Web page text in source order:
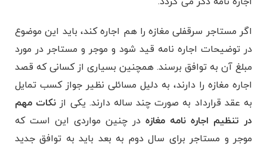
اگر مستاجر سرقفلی مغازه را هم اجاره کند، باید این موضوع
در توضیحات اجاره نامه قید شود و موجر و مستاجر در مورد
مبلغ آن به توافق برسند. همچنین بسیاری از کسانی که قصد
اجاره مغازه را دارند، به دلیل مسائلی نظیر جواز کسب تمایل
به عقد قرارداد به صورت چند ساله دارند. یکی از نکات مهم
در تنظیم اجاره نامه مغازه در چنین مواردی این است که
موجر و مستاجر برای سال دوم به بعد باید به توافق جدید